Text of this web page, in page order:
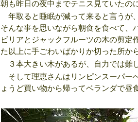
朝も昨日の夜中までテニス見ていたの
年取ると睡眠が減って来ると言うが
そんな事を思いながら朝食を食べて、
ビリアとジャックフルーツの木の剪
た以上に手ごわいばかりか切った所か
３本大きい木があるが、自力では難
そして理恵さんはリンピンスーパー
ょうど買い物から帰ってベランダで昼